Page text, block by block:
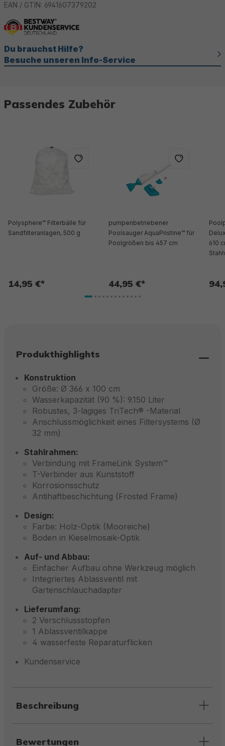
EAN / GTIN: 6941607379202
Du brauchst Hilfe?
Besuche unseren Info-Service
Passendes Zubehör
Polysphere™ Filterbälle für
Sandfilteranlagen, 500 g
14,95 €*
pumpenbetriebener
Poolsauger AquaPristine™ für
Poolgrößen bis 457 cm
44,95 €*
610
Produkthighlights
Konstruktion
Größe: Ø 366 x 100 cm
Wasserkapazität (90 %): 9.150 Liter
Robustes, 3-lagiges TriTech® -Material
Anschlussmöglichkeit eines Filtersystems (Ø
32 mm)
Stahlrahmen:
Verbindung mit FrameLink System™
T-Verbinder aus Kunststoff
Korrosionsschutz
Antihaftbeschichtung (Frosted Frame)
Design:
Farbe: Holz-Optik (Mooreiche)
Boden in Kieselmosaik-Optik
Auf- und Abbau:
Einfacher Aufbau ohne Werkzeug möglich
Integriertes Ablassventil mit
Gartenschlauchadapter
Lieferumfang:
2 Verschlussstopfen
1 Ablassventilkappe
4 wasserfeste Reparaturflicken
Kundenservice
Beschreibung
Bewertungen